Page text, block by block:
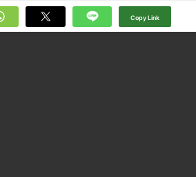
Copy Link